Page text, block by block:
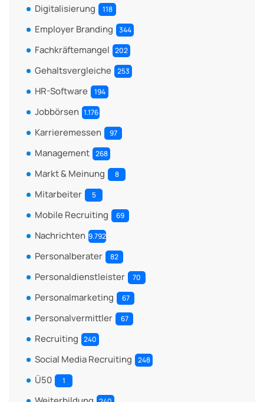
Digitalisierung 118
Employer Branding 344
Fachkräftemangel 202
Gehaltsvergleiche 253
HR-Software 194
Jobbörsen 1.176
Karrieremessen 97
Management 268
Markt & Meinung 8
Mitarbeiter 5
Mobile Recruiting 69
Nachrichten 9.792
Personalberater 82
Personaldienstleister 70
Personalmarketing 67
Personalvermittler 67
Recruiting 240
Social Media Recruiting 248
Ü50 1